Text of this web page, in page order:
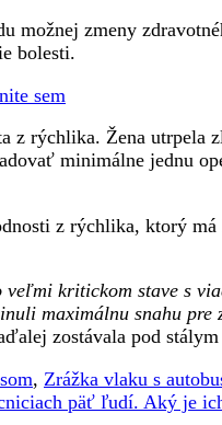
možnej zmeny
bolesti.
sem
rýchlika. Žena utrpela
minimálne jednu
z rýchlika, ktorý
kritickom stave s
maximálnu snahu pre
zostávala pod
, Zrážka vlaku s
päť ľudí. Aký je